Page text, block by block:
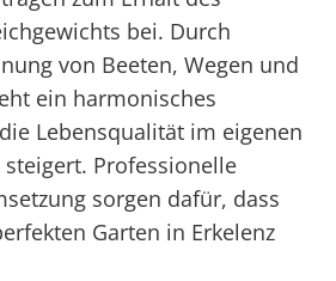
bei. Durch
von Beeten, Wegen und
ein harmonisches
Lebensqualität im eigenen
Professionelle
sorgen dafür, dass
Garten in Erkelenz